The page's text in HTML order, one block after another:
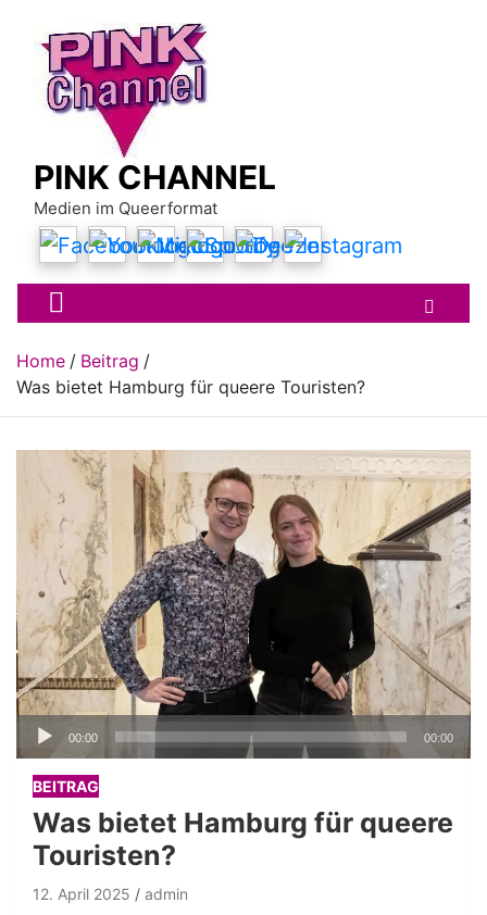
content
PINK CHANNEL
Medien im Queerformat
Home
Beitrag
Was bietet Hamburg für queere Touristen?
Audio-
Player
00:00 00:00
BEITRAG
Was bietet Hamburg für queere
Touristen?
12. April 2025
admin